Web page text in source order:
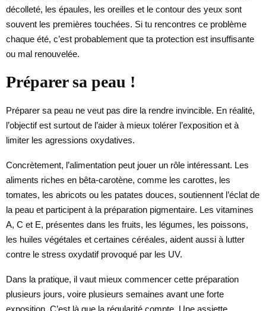
décolleté, les épaules, les oreilles et le contour des yeux sont
souvent les premières touchées. Si tu rencontres ce problème
chaque été, c’est probablement que ta protection est insuffisante
ou mal renouvelée.
Préparer sa peau !
Préparer sa peau ne veut pas dire la rendre invincible. En réalité,
l’objectif est surtout de l’aider à mieux tolérer l’exposition et à
limiter les agressions oxydatives.
Concrètement, l’alimentation peut jouer un rôle intéressant. Les
aliments riches en bêta-carotène, comme les carottes, les
tomates, les abricots ou les patates douces, soutiennent l’éclat de
la peau et participent à la préparation pigmentaire. Les vitamines
A, C et E, présentes dans les fruits, les légumes, les poissons,
les huiles végétales et certaines céréales, aident aussi à lutter
contre le stress oxydatif provoqué par les UV.
Dans la pratique, il vaut mieux commencer cette préparation
plusieurs jours, voire plusieurs semaines avant une forte
exposition. C’est là que la régularité compte. Une assiette